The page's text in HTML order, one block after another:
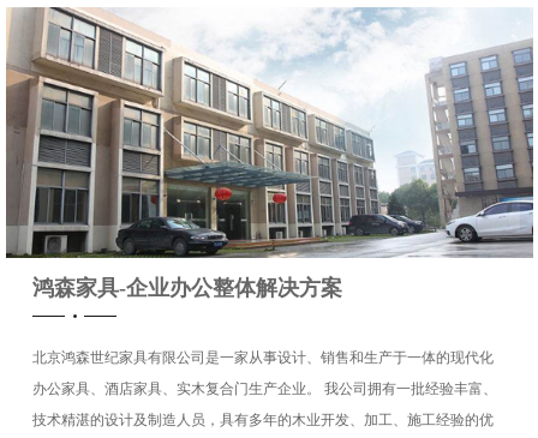
19层 大童保险
版社 瑞典皇家品牌海丝腾床
鸿森家具-企业办公整体解决方案
北京鸿森世纪家具有限公司是一家从事设计、销售和生产于一体的现代化
办公家具、酒店家具、实木复合门生产企业。 我公司拥有一批经验丰富、
技术精湛的设计及制造人员，具有多年的木业开发、加工、施工经验的优